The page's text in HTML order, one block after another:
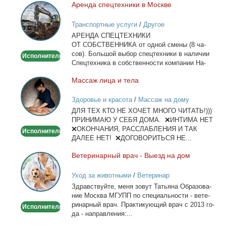
Аренда
спецтехники
в
Москве
Исполнитель
Арен­да спец­тех­ни­ки в Москве
Транспортные услуги/ Другое
АРЕНДА СПЕЦТЕХНИКИ
ОТ СОБСТВЕННИКА от од­ной сме­ны (8 ча­
сов). Боль­шой вы­бор спец­тех­ни­ки в на­ли­чии
Спец­тех­ни­ка в соб­ствен­но­сти ком­па­нии На­
Массаж
лица
и
тела
Исполнитель
Мас­саж ли­ца и те­ла
Здоровье и красота/ Массаж на дому
ДЛЯ ТЕХ КТО НЕ ХОЧЕТ МНОГО ЧИТАТЬ!)))
ПРИНИМАЮ У СЕБЯ ДОМА. ❌ИНТИМА НЕТ
❌ОКОНЧАНИЯ, РАССЛАБЛЕНИЯ И ТАК
ДАЛЕЕ НЕТ! ❌ДОГОВОРИТЬСЯ НЕ...
Ветеринарный
врач
-
Выезд
дом
Исполнитель
Ве­те­ри­нар­ный врач - Вы­езд на дом
Уход за животными/ Ветеринар
Здрав­ствуй­те, ме­ня зо­вут Та­тья­на Об­ра­зо­ва­
ние Москва МГУПП по спе­ци­аль­но­сти - ве­те­
ри­нар­ный врач. Прак­ти­ку­ю­щий врач с 2013 го­
да - на­прав­ле­ния:...